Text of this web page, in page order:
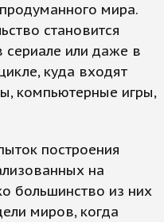
мира.
становится
или даже в
куда входят
компьютерные игры,
построения
на
большинство из них
миров, когда